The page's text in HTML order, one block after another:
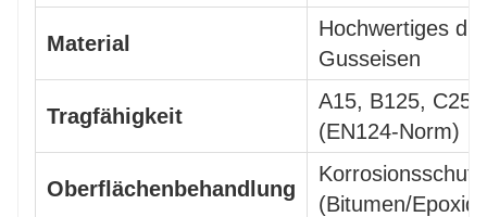
Material
Hochwertiges
Gusseisen
Tragfähigkeit
A15, B125,
(EN124-Norm)
Oberflächenbehandlung
(Bitumen/Epoxid)